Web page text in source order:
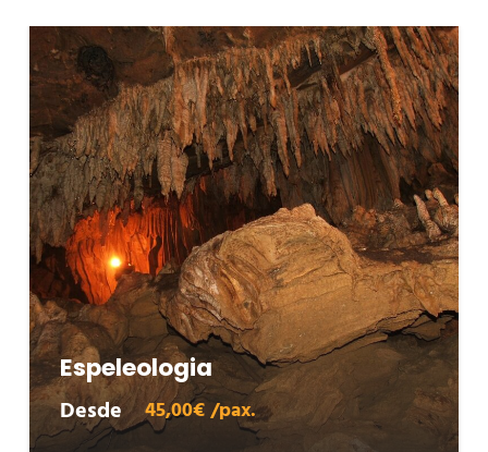
Espeleologia
Desde 45,00€ /pax.